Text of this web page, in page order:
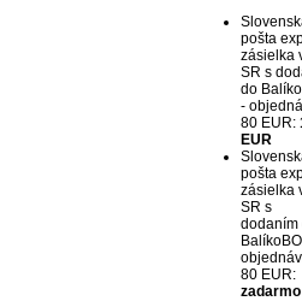
pošta
zásielka
SR s
do
-
80 EUR:
EUR
pošta
zásielka
SR s
dodaním
80 EUR:
zadarmo